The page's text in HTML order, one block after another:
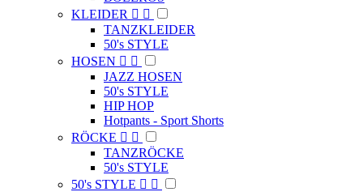
KLEIDER  
TANZKLEIDER
50's STYLE
HOSEN  
JAZZ HOSEN
50's STYLE
HIP HOP
Hotpants - Sport Shorts
RÖCKE  
TANZRÖCKE
50's STYLE
50's STYLE  